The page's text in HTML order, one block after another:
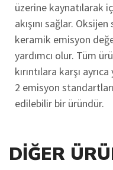
üzerine kaynatılarak
akışını sağlar.
keramik emisyon
yardımcı olur. Tüm
kırıntılara karşı
2 emisyon
edilebilir bir üründür.
DIĞER